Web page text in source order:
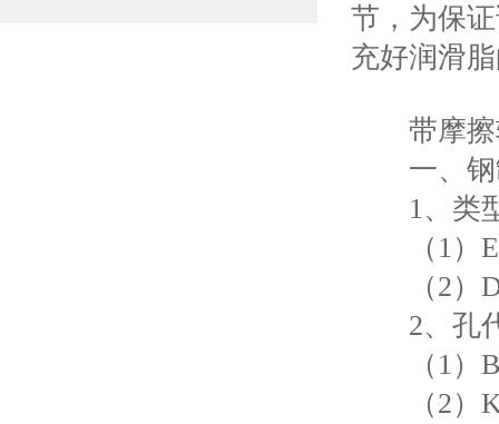
节，为保
充好润滑
带摩擦
一、钢
1、类
（1）
（2）
2、孔
（1）B
（2）K